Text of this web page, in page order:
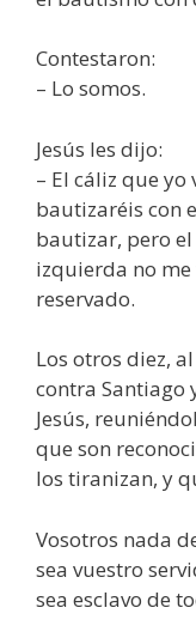
Contestaron:
– Lo somos.
Jesús les dijo:
– El cáliz que yo
bautizaréis con
bautizar, pero
izquierda no me
reservado.
Los otros diez,
contra Santiago
Jesús,
que son
los tiranizan, y
Vosotros nada
sea vuestro
sea esclavo de